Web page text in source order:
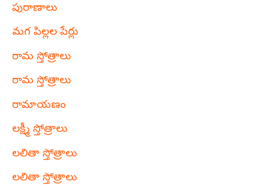
పురాణాలు
మగ పిల్లల పేర్లు
రామ స్తోత్రాలు
రామ స్తోత్రాలు
రామాయణం
లక్ష్మీ స్తోత్రాలు
లలితా స్తోత్రాలు
లలితా స్తోత్రాలు